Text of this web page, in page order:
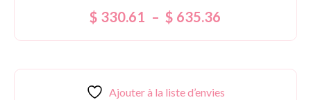
$ 330.61 – $ 635.36
Ajouter à la liste d’envies